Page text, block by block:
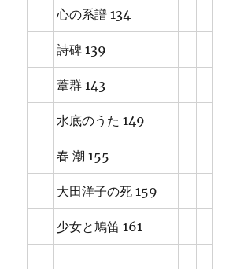
心の系譜 134
詩碑 139
葦群 143
水底のうた 149
春 潮 155
大田洋子の死 159
少女と鳩笛 161